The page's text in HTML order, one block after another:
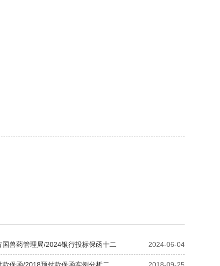
2024-06-04
国兽药管理局/2024银行投标保函十二
2018-09-25
款保函/2018预付款保函实例分析二